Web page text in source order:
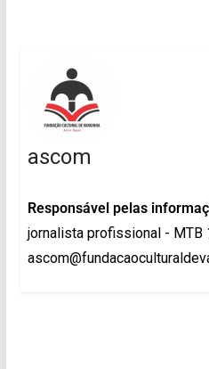
ascom
Responsável pelas
jornalista profissional - MTB